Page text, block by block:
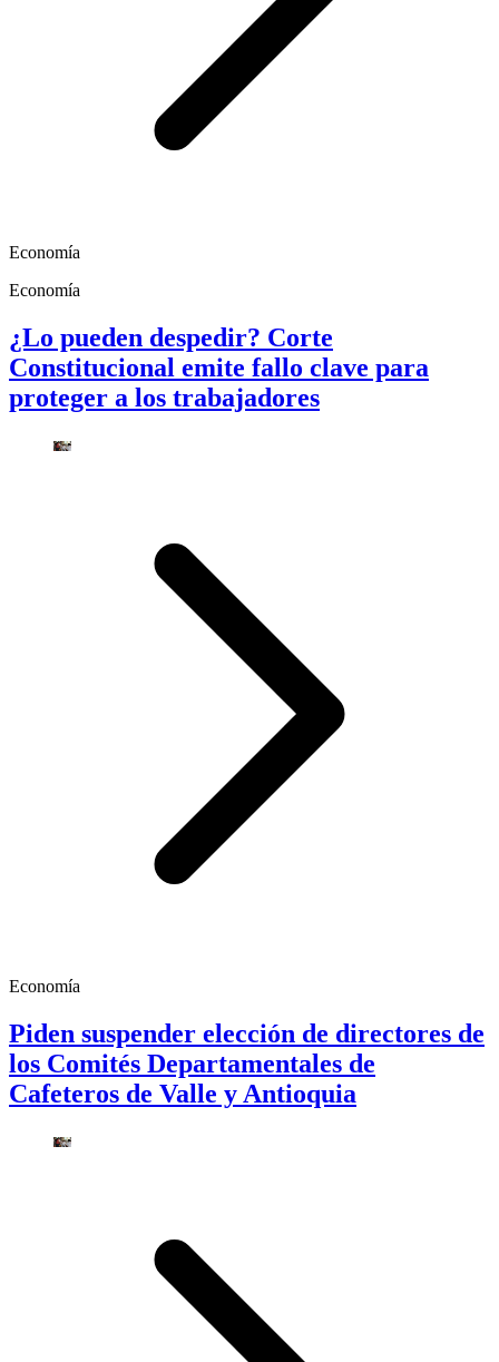
Economía
Economía
¿Lo pueden despedir? Corte
Constitucional emite fallo clave para
proteger a los trabajadores
Economía
Piden suspender elección de directores de
los Comités Departamentales de
Cafeteros de Valle y Antioquia